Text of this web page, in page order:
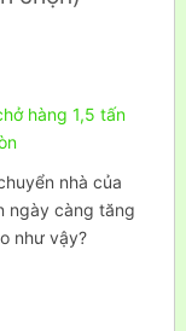
nhà của
ngày càng tăng
như vậy?